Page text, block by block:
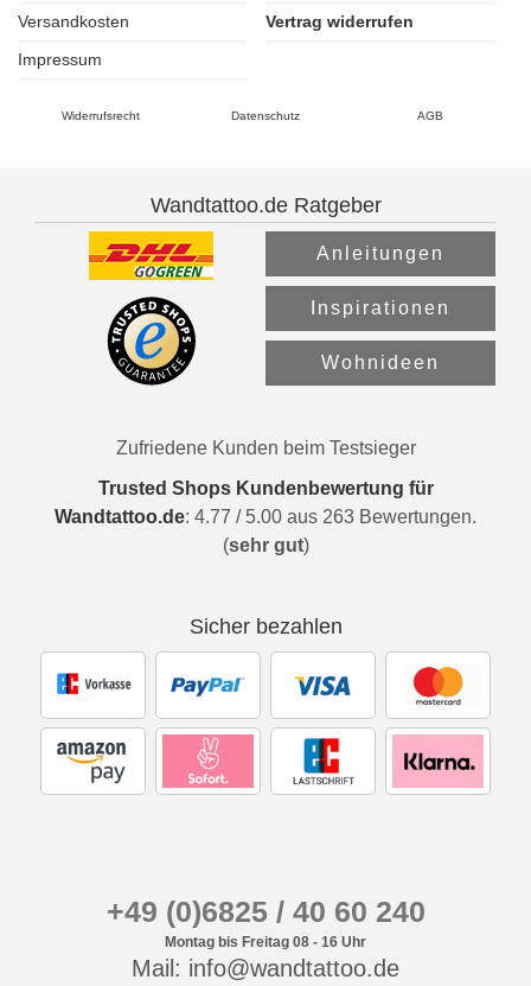
Versandkosten
Vertrag widerrufen
Impressum
Widerrufsrecht Datenschutz AGB
Wandtattoo.de Ratgeber
Anleitungen
Inspirationen
Wohnideen
Zufriedene Kunden beim Testsieger
Trusted Shops Kundenbewertung für
Wandtattoo.de: 4.77 / 5.00 aus 263 Bewertungen.
(sehr gut)
Sicher bezahlen
+49 (0)6825 / 40 60 240
Montag bis Freitag 08 - 16 Uhr
Mail: info@wandtattoo.de